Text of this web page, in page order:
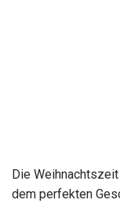
Die
dem perfekten